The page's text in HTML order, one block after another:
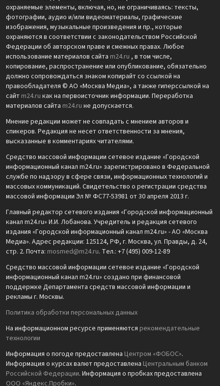
охраняемые элементы, включая, но, не ограничиваясь: тексты,
фотографии, аудио и/или видеоматериалы, графические
изображения, музыкальные произведения и пр., которые
охраняются в соответствии с законодательством Российской
Федерации об авторском праве и смежных правах. Любое
использование материалов сайта m24.ru , в том числе,
копирование, распространение или опубликование, обязательно
должно сопровождаться знаком копирайт со ссылкой на
правообладателя © АО «Москва Медиа», а также гиперссылкой на
сайт m24.ru как на первоисточник информации. Переработка
материалов сайта m24.ru не допускается.
Мнение редакции может не совпадать с мнением авторов и
спикеров. Редакция не несет ответственности за мнения,
высказанные в комментариях читателями.
Средство массовой информации сетевое издание «Городской
информационный канал m24.ru» зарегистрировано в Федеральной
службе по надзору в сфере связи, информационных технологий и
массовых коммуникаций. Свидетельство о регистрации средства
массовой информации Эл № ФС77-53981 от 30 апреля 2013 г.
Главный редактор сетевого издания «Городской информационный
канал m24.ru» И.И. Лобанова. Учредитель и редакция сетевого
издания «Городской информационный канал m24.ru» - АО «Москва
Медиа». Адрес редакции: 125124, РФ, г. Москва, ул. Правды, д. 24,
стр. 2. Почта: mosmed@m24.ru. Тел.: +7 (495) 009-12-89
Средство массовой информации сетевое издание «Городской
информационный канал m24.ru» создано при финансовой
поддержке Департамента средств массовой информации и
рекламы г. Москвы.
Политика обработки персональных данных
На информационном ресурсе применяются рекомендательные
технологии
Информация о погоде предоставлена Центром «ФОБОС».
Информация о курсах валют предоставлена Центральным банком
Российской Федерации. Информация о пробках предоставлена
ООО «Яндекс.Пробки».